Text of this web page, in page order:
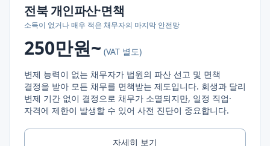
전북개인파산·면책
소득이 없거나 매우 적은 채무자의 마지막 안전망
250만원~ (VAT 별도)
변제 능력이 없는 채무자가 법원의 파산 선고 및 면책
결정을 받아 모든 채무를 면책받는 제도입니다. 회생과 달리
변제 기간 없이 결정으로 채무가 소멸되지만, 일정 직업·
자격에 제한이 발생할 수 있어 사전 진단이 중요합니다.
자세히 보기